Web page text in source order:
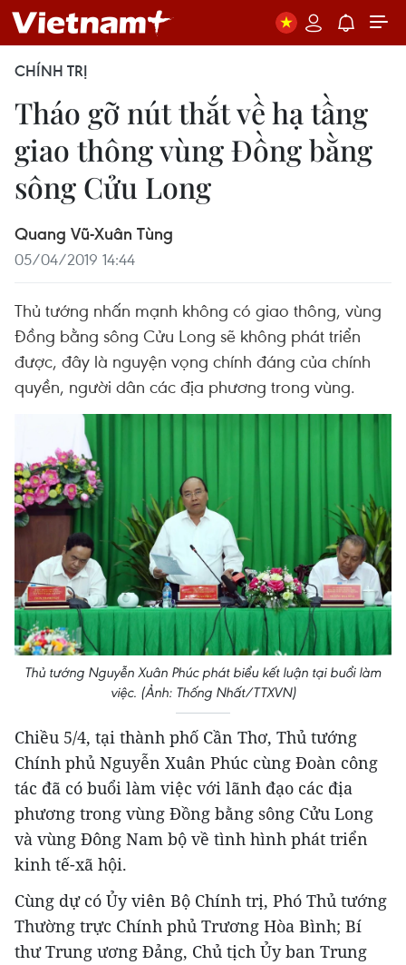
CHÍNH TRỊ
Tháo gỡ nút thắt về hạ tầng
giao thông vùng Đồng bằng
sông Cửu Long
Quang Vũ-Xuân Tùng
05/04/2019 14:44
Thủ tướng nhấn mạnh không có giao thông, vùng
Đồng bằng sông Cửu Long sẽ không phát triển
được, đây là nguyện vọng chính đáng của chính
quyền, người dân các địa phương trong vùng.
Thủ tướng Nguyễn Xuân Phúc phát biểu kết luận tại buổi làm
việc. (Ảnh: Thống Nhất/TTXVN)
Chiều 5/4, tại thành phố Cần Thơ, Thủ tướng
Chính phủ Nguyễn Xuân Phúc cùng Đoàn công
tác đã có buổi làm việc với lãnh đạo các địa
phương trong vùng Đồng bằng sông Cửu Long
và vùng Đông Nam bộ về tình hình phát triển
kinh tế-xã hội.
Cùng dự có Ủy viên Bộ Chính trị, Phó Thủ tướng
Thường trực Chính phủ Trương Hòa Bình; Bí
thư Trung ương Đảng, Chủ tịch Ủy ban Trung